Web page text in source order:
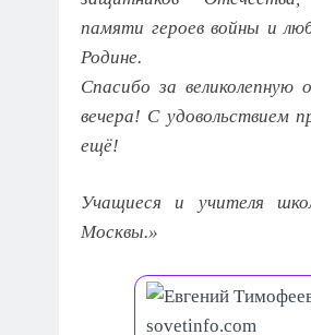
памяти героев войны и
Родине.
Спасибо за великолепную
вечера! С удовольствием
ещё!
Учащиеся и учителя
Москвы.»